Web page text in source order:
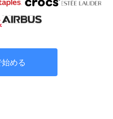
める